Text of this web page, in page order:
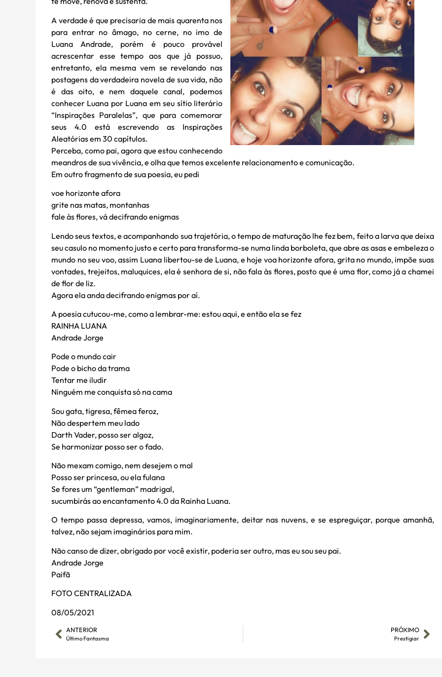
A verdade é que precisaria de mais quarenta nos
para entrar no âmago, no cerne, no imo de
Luana Andrade, porém é pouco provável
acrescentar esse tempo aos que já possuo,
entretanto, ela mesma vem se revelando nas
postagens da verdadeira novela de sua vida, não
é das oito, e nem daquele canal, podemos
conhecer Luana por Luana em seu sítio literário
“Inspirações Paralelas”, que para comemorar
seus 4.0 está escrevendo as Inspirações
Aleatórias em 30 capítulos.
Perceba, como pai, agora que estou conhecendo
meandros de sua vivência, e olha que temos excelente relacionamento e comunicação.
Em outro fragmento de sua poesia, eu pedi
voe horizonte afora
grite nas matas, montanhas
fale às flores, vá decifrando enigmas
Lendo seus textos, e acompanhando sua trajetória, o tempo de maturação lhe fez bem, feito a larva que deixa
seu casulo no momento justo e certo para transforma-se numa linda borboleta, que abre as asas e embeleza o
mundo no seu voo, assim Luana libertou-se de Luana, e hoje voa horizonte afora, grita no mundo, impõe suas
vontades, trejeitos, maluquices, ela é senhora de si, não fala às flores, posto que é uma flor, como já a chamei
de flor de liz.
Agora ela anda decifrando enigmas por aí.
A poesia cutucou-me, como a lembrar-me: estou aqui, e então ela se fez
RAINHA LUANA
Andrade Jorge
Pode o mundo cair
Pode o bicho da trama
Tentar me iludir
Ninguém me conquista só na cama
Sou gata, tigresa, fêmea feroz,
Não despertem meu lado
Darth Vader, posso ser algoz,
Se harmonizar posso ser o fado.
Não mexam comigo, nem desejem o mal
Posso ser princesa, ou ela fulana
Se fores um “gentleman” madrigal,
sucumbirás ao encantamento 4.0 da Rainha Luana.
O tempo passa depressa, vamos, imaginariamente, deitar nas nuvens, e se espreguiçar, porque amanhã,
talvez, não sejam imaginários para mim.
Não canso de dizer, obrigado por você existir, poderia ser outro, mas eu sou seu pai.
Andrade Jorge
Paifã
FOTO CENTRALIZADA
08/05/2021
ANTERIOR
Último Fantasma
PRÓXIMO
Prestigiar